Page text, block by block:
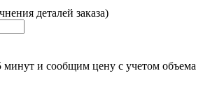
деталей заказа)
минут и сообщим цену с учетом объема